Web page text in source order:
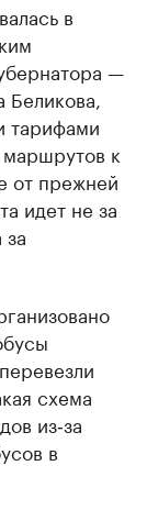
в
—
тарифами
к
от прежней
идет не за
схема
из‑за
в